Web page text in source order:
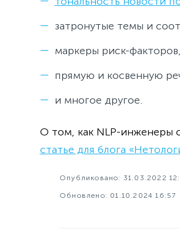
затронутые темы и
маркеры риск-факторов,
прямую и косвенную
и многое другое.
О том, как NLP-инженеры
статье для блога
Опубликовано: 31.03.2022
Обновлено: 01.10.2024 16:57